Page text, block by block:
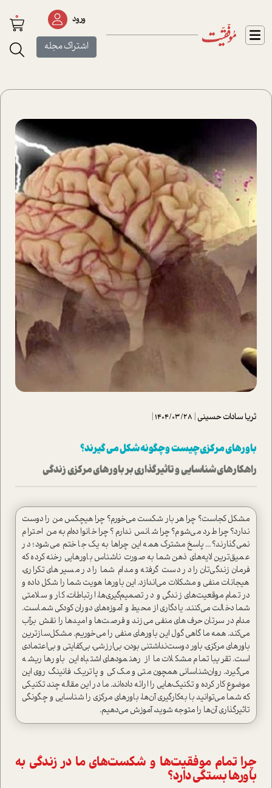
ورود
اشتراک مجله
0
ثریا سادات حسینی|
1404/03/28
|
باورهای مرکزی چیست و چگونه شکل می گیرند؟
راهکارهای شناسایی و تاثیرگذاری بر باورهای مرکزی زندگی
مشکل کجاست؟ چرا هر بار شکست می‌خورم؟ چرا هیچکس من را دوست
ندارد؟ چرا طرد می‌شوم؟ چرا شانس ندارم؟ چرا خانواده‌ام به من احترام
نمی‌گذارند؟... پاسخ مشترک همه این چراها به یک جا ختم می‌شود؛ در
عمیق‌ترین لایه‌های ذهن شما به صورت ناشناس باورهایی رخنه کرده که
فرمان زندگی‌تان را در دست گرفته و مدام شما را در مسیرهای تکراری،
هیجانات منفی و مشکلات می‌اندازد. این باورها هویت شما را شکل داده و
در تمام موقعیت‌های زندگی و در تصمیم‌گیری‌ها، ارتباطات، کار و سلامتی
شما دخالت می‌کنند. یادگاری از محیط و آموزه‌های دوران کودکی شماست.
مدام در سرتان حرف‌های منفی می‌زند و فرصت‌ها و امیدها را نقش برآب
می‌کند. همه ما گاهی گول این باورهای منفی را می‌خوریم. مشکل‌سازترین
باورهای مرکزی، باور دوست‌نداشتنی ‌بودن، بی‌ارزشی، بی‌کفایتی و بی‌اعتمادی
است. تقریبا تمام مشکلات ما از رهنمودهای اشتباه این باورها ریشه
می‌گیرد. روان‌شناسانی همچون متی و مک کی و پاتریک فانینگ روی این
موضوع کار کرده و تکنیک‌هایی را ارائه داده‌اند. ما در این مقاله چند تکنیکی
که شما می‌توانید با به‌کارگیری آن‌ها، باورهای مرکزی را شناسایی و چگونگی
تاثیرگذاری آن‌ها را متوجه شوید، آموزش می‌دهیم.
چرا تمام موفقیت‌ها و شکست‌های ما در زندگی به
باورها بستگی دارد؟